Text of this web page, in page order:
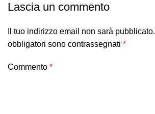
Lascia un commento
Il tuo indirizzo email non sarà pubblicato.
obbligatori sono contrassegnati *
Commento *